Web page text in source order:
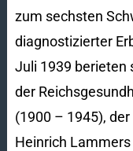
zum sechsten
diagnostizierter
Juli 1939 berieten
der
(1900 – 1945),
Heinrich